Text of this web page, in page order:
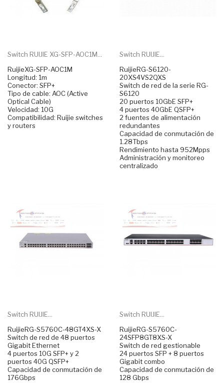
Switch RUIJIE XG-SFP-AOC1M...
RuijieXG-SFP-AOC1M
Longitud: 1m
Conector: SFP+
Tipo de cable: AOC (Active
Optical Cable)
Velocidad: 10G
Compatibilidad: Ruijie switches
y routers
Switch RUIJIE...
RuijieRG-S6120-
20XS4VS2QXS
Switch de red de la serie RG-
S6120
20 puertos 10GbE SFP+
4 puertos 40GbE QSFP+
2 fuentes de alimentación
redundantes
Capacidad de conmutación de
1.28Tbps
Rendimiento hasta 952Mpps
Administración y monitoreo
centralizado
Switch RUIJIE...
RuijieRG-S5760C-48GT4XS-X
Switch de red de 48 puertos
Gigabit Ethernet
4 puertos 10G SFP+ y 2
puertos 40G QSFP+
Capacidad de conmutación de
176Gbps
Switch RUIJIE...
RuijieRG-S5760C-
24SFP8GT8XS-X
Switch de red gestionable
24 puertos SFP + 8 puertos
Gigabit combo
Capacidad de conmutación de
128 Gbps